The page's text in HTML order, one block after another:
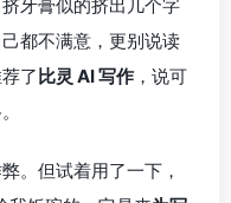
牙膏似的挤出几个字
都不满意，更别说读
了比灵 AI 写作 ，说可
。但试着用了一下，